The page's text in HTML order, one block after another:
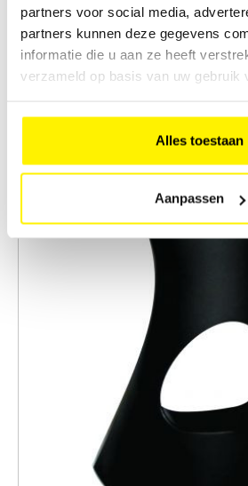
partners voor social media,
partners kunnen deze gegevens
informatie die u aan ze heeft
verzameld op basis van uw gebruik
Alles toestaan
Aanpassen
Koncord